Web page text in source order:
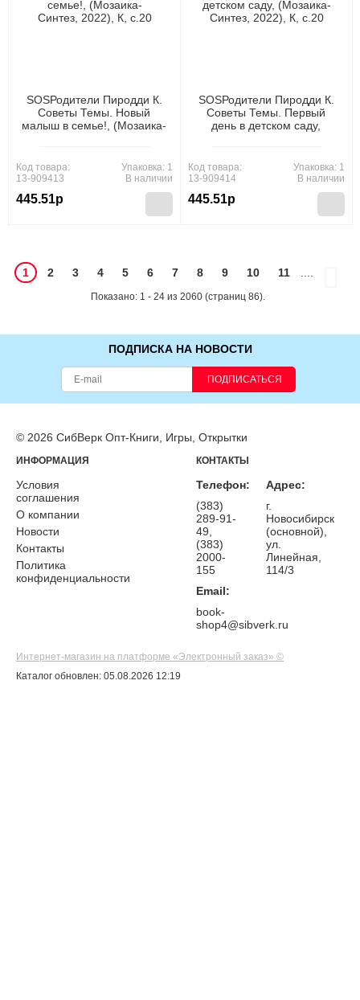
SOSРодители Пиродди К.
Советы Темы. Новый
малыш в семье!, (Мозаика-
Код товара:
13-909413
445.51р
Упаковка: 1
В наличии
SOSРодители Пиродди К.
Советы Темы. Первый
день в детском саду,
Код товара:
13-909414
445.51р
Упаковка: 1
В наличии
1 2 3 4 5 6 7 8 9 10 11
Показано: 1 - 24 из 2060 (страниц 86).
ПОДПИСКА НА НОВОСТИ
ПОДПИСАТЬСЯ
© 2026 СибВерк Опт-Книги, Игры, Открытки
ИНФОРМАЦИЯ
Условия
соглашения
О компании
Новости
Контакты
Политика
конфиденциальности
КОНТАКТЫ
Телефон:
(383)
289-91-
49,
(383)
2000-
155
Email:
book-
shop4@sibverk.ru
Адрес:
г.
Новосибирск
(основной),
ул.
Линейная,
114/3
Интернет-магазин на платформе «Электронный заказ» ©
Каталог обновлен: 05.08.2026 12:19